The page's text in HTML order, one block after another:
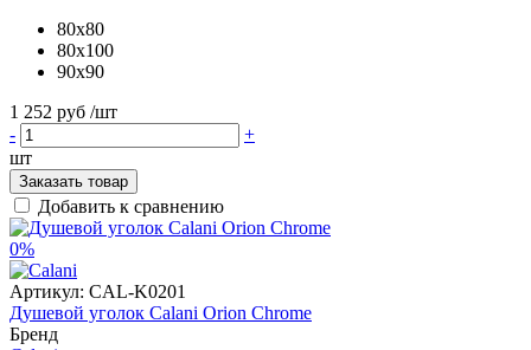
80x80
80x100
90x90
1 252 руб /шт
-
+
шт
Заказать товар
Добавить к сравнению
0%
Артикул: CAL-K0201
Душевой уголок Calani Orion Chrome
Бренд